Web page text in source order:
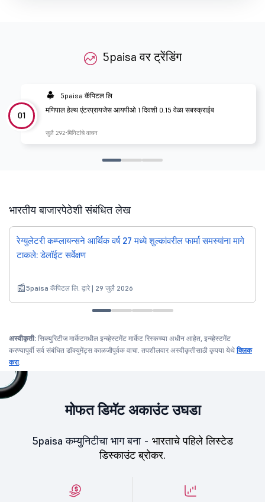
5paisa वर ट्रेंडिंग
01
5paisa कॅपिटल लि
मणिपाल हेल्थ एंटरप्रायजेस आयपीओ 1 दिवशी 0.15 वेळा सबस्क्राईब
जुलै 292 मिनिटांचे वाचन
भारतीय बाजारपेठेशी संबंधित लेख
रेग्युलेटरी कम्प्लायन्सने आर्थिक वर्ष 27 मध्ये शुल्कांवरील फार्मा समस्यांना मागे
टाकले: डेलॉईट सर्वेक्षण
5paisa कॅपिटल लि. द्वारे | 29 जुलै 2026
अस्वीकृती: सिक्युरिटीज मार्केटमधील इन्व्हेस्टमेंट मार्केट रिस्कच्या अधीन आहेत, इन्व्हेस्टमेंट
करण्यापूर्वी सर्व संबंधित डॉक्युमेंट्स काळजीपूर्वक वाचा. तपशीलवार अस्वीकृतीसाठी कृपया येथेक्लिक
करा.
मोफत डिमॅट अकाउंट उघडा
5paisa कम्युनिटीचा भाग बना - भारताचे पहिले लिस्टेड
डिस्काउंट ब्रोकर.